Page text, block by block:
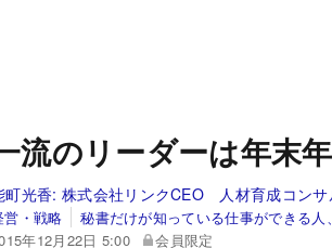
流のリーダーは年末
町光香: 株式会社リンクCEO 人材育成コン
営・戦略
秘書だけが知っている仕事ができる
年12月22日 5:00
会員限定